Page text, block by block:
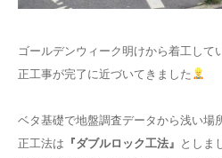
ゴールデンウィーク明けから着工して
正工事が完了に近づいてきました
ベタ基礎で地盤調査データから浅い場
正工法は 『ダブルロック工法』 としま